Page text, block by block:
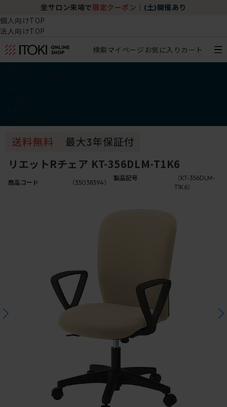
坐サロン来場で 限定クーポン (土)開催あり
個人向けTOP
法人向けTOP
検索マイページ お気に入り カート
リエットRチェア KT-356DLM-T1K6
商品コード （35038394）
製品記号
（KT-356DLM-
T1K6）